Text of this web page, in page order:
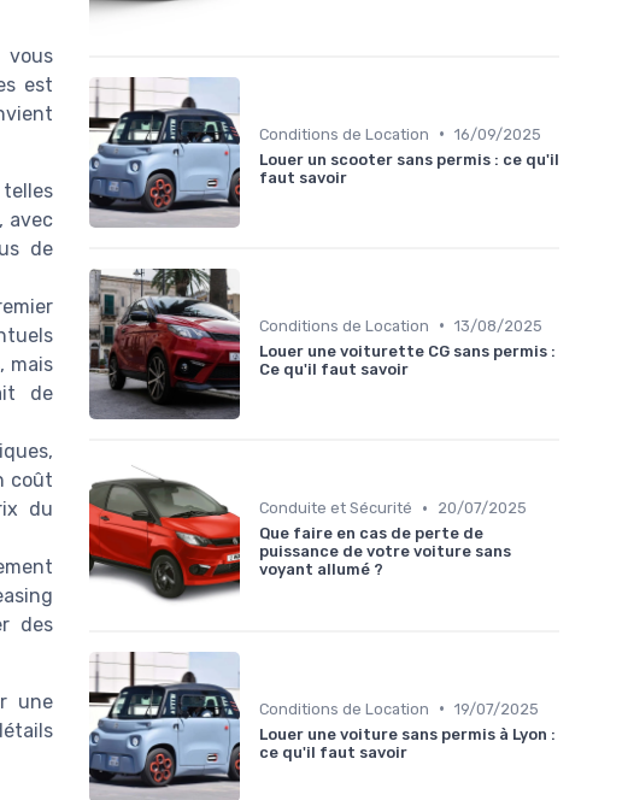
vous
est
avec
de
mais
de
coût
du
des
une
Conditions de Location • 16/09/2025
Louer un scooter sans permis : ce qu'il
faut savoir
Conditions de Location • 13/08/2025
Louer une voiturette CG sans permis :
Ce qu'il faut savoir
Conduite et Sécurité •
20/07/2025
Que faire en cas de perte de
puissance de votre voiture sans
voyant allumé ?
Conditions de Location • 19/07/2025
Louer une voiture sans permis à Lyon :
ce qu'il faut savoir